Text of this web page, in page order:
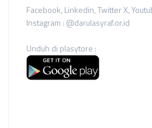
Facebook, Linkedin, Twitter X,
Instagram : @darulasyraf.or.id
Unduh di plasytore :